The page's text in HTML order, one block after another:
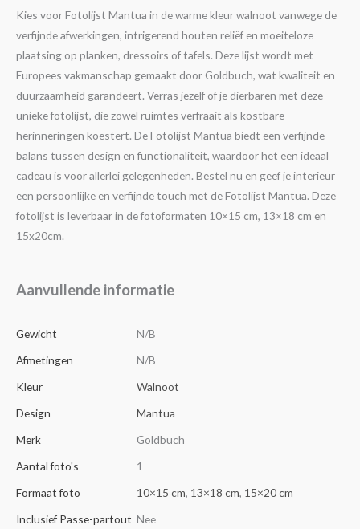
Kies voor Fotolijst Mantua in de warme kleur walnoot vanwege de
verfijnde afwerkingen, intrigerend houten reliëf en moeiteloze
plaatsing op planken, dressoirs of tafels. Deze lijst wordt met
Europees vakmanschap gemaakt door Goldbuch, wat kwaliteit en
duurzaamheid garandeert. Verras jezelf of je dierbaren met deze
unieke fotolijst, die zowel ruimtes verfraait als kostbare
herinneringen koestert. De Fotolijst Mantua biedt een verfijnde
balans tussen design en functionaliteit, waardoor het een ideaal
cadeau is voor allerlei gelegenheden. Bestel nu en geef je interieur
een persoonlijke en verfijnde touch met de Fotolijst Mantua. Deze
fotolijst is leverbaar in de fotoformaten 10×15 cm, 13×18 cm en
15x20cm.
Aanvullende informatie
Gewicht
N/B
Afmetingen
N/B
Kleur
Walnoot
Design
Mantua
Merk
Goldbuch
Aantal foto's
1
Formaat foto
10×15 cm, 13×18 cm, 15×20 cm
Inclusief Passe-partout Nee